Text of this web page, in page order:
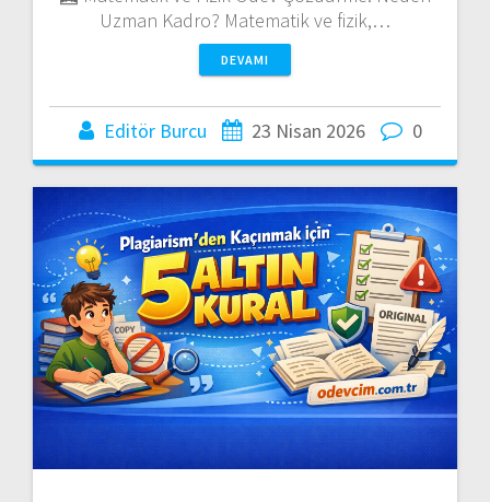
Uzman Kadro? Matematik ve fizik,…
DEVAMI
Editör Burcu 23 Nisan 2026 0